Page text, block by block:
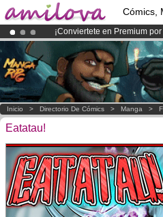
Cómics,
¡Conviertete en Premium por
¡Ya tenemos 100000
El Kickstarter Amilova está
Inicio > Directorio De Cómics > Manga >
Eatatau!